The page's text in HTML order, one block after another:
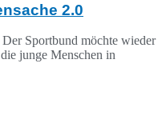
2.0
Sportbund möchte wieder
junge Menschen in